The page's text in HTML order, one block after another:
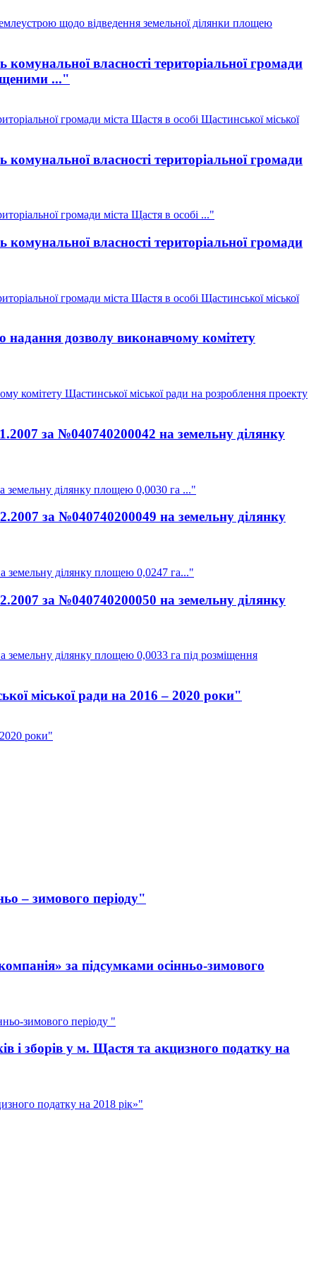
щодо відведення земельної ділянки площею
власності територіальної громади
..."
громади міста Щастя в особі Щастинської міської
власності територіальної громади
громади міста Щастя в особі ..."
власності територіальної громади
громади міста Щастя в особі Щастинської міської
дозволу виконавчому комітету
комітету Щастинської міської ради на розроблення проекту
за №040740200042 на земельну ділянку
земельну ділянку площею 0,0030 га ..."
за №040740200049 на земельну ділянку
земельну ділянку площею 0,0247 га..."
за №040740200050 на земельну ділянку
ділянку площею 0,0033 га під розміщення
міської ради на 2016 – 2020 роки"
роки"
– зимового періоду"
за підсумками осінньо-зимового
зимового періоду "
і зборів у м. Щастя та акцизного податку на
податку на 2018 рік»"